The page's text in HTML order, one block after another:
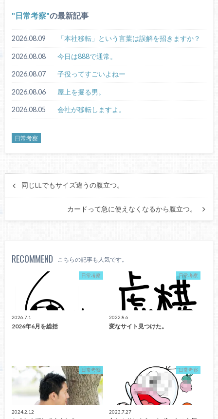
日常考察 の最新記事
2026.08.09 「本社移転」という言葉は誤解を招きますか？
2026.08.08 今日は888で通常。
2026.08.07 子役ってすごいよねー
2026.08.06 屋上を掘る男。
2026.08.05 会社が移転しますよ。
日常考察
同じLLでもサイズ違うの腹立つ。
カードって急に使えなくなるから腹立つ。
RECOMMEND こちらの記事も人気です。
日常考察
2026.7.1
2026年6月を総括
日常考察
2022.8.6
変なサイト見つけた。
日常考察
2024.2.12
日常考察
2023.7.27